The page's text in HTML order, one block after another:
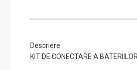
Descriere
KIT DE CONECTARE A